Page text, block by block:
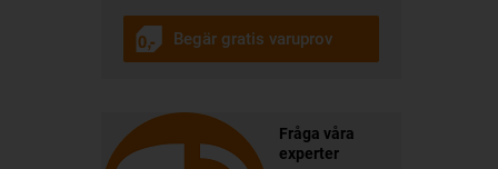
Begär gratis varuprov
Fråga våra
experter